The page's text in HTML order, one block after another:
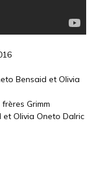
Bensaid et Olivia
Grimm
Olivia Oneto Dalric